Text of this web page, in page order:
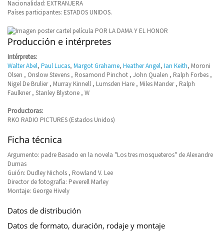
Nacionalidad: EXTRANJERA
Países participantes: ESTADOS UNIDOS.
Producción e intérpretes
Intérpretes:
Walter Abel, Paul Lucas, Margot Grahame, Heather Angel, Ian Keith, Moroni
Olsen , Onslow Stevens , Rosamond Pinchot , John Qualen , Ralph Forbes ,
Nigel De Brulier , Murray Kinnell , Lumsden Hare , Miles Mander , Ralph
Faulkner , Stanley Blystone , W
Productoras:
RKO RADIO PICTURES (Estados Unidos)
Ficha técnica
Argumento: padre Basado en la novela "Los tres mosqueteros" de Alexandre
Dumas
Guión: Dudley Nichols , Rowland V. Lee
Director de fotografía: Peverell Marley
Montaje: George Hively
Datos de distribución
Datos de formato, duración, rodaje y montaje